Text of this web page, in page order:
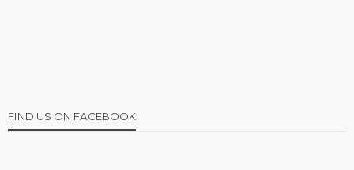
FIND US ON FACEBOOK